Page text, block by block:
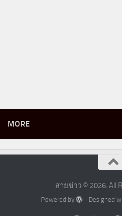
MORE
สายข่าว © 2026. All
Powered by - Designed